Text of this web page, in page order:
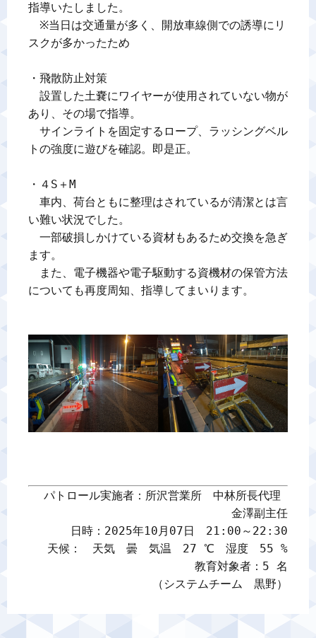
指導いたしました。
※当日は交通量が多く、開放車線側での誘導にリ
スクが多かったため
・飛散防止対策
設置した土嚢にワイヤーが使用されていない物が
あり、その場で指導。
サインライトを固定するロープ、ラッシングベル
トの強度に遊びを確認。即是正。
・４S＋M
車内、荷台ともに整理はされているが清潔とは言
い難い状況でした。
一部破損しかけている資材もあるため交換を急ぎ
ます。
また、電子機器や電子駆動する資機材の保管方法
についても再度周知、指導してまいります。
パトロール実施者：所沢営業所　中林所長代理
金澤副主任
日時：2025年10月07日　21:00～22:30
天候：　天気　曇　気温　27 ℃　湿度　55 %
教育対象者：5 名
（システムチーム　黒野）